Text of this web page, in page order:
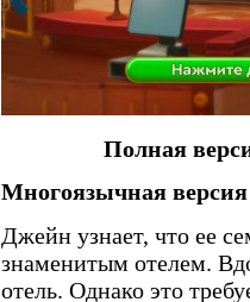
Полная
Многоязычная версия
Джейн узнает, что ее
знаменитым отелем.
отель. Однако это